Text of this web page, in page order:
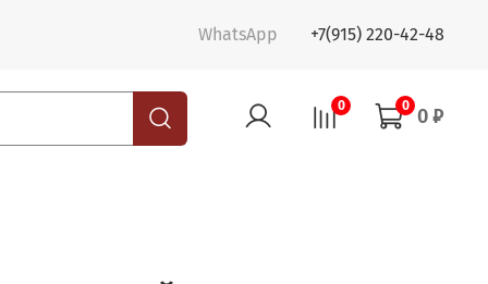
WhatsApp +7(915) 220-42-48
0 0 0 ₽